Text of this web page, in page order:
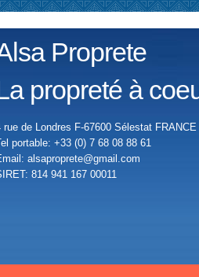
Proprete
propreté à
rue de Londres F-67600 Sélestat FRANCE
portable: +33 (0) 7 68 08 88 61
alsaproprete@gmail.com
814 941 167 00011